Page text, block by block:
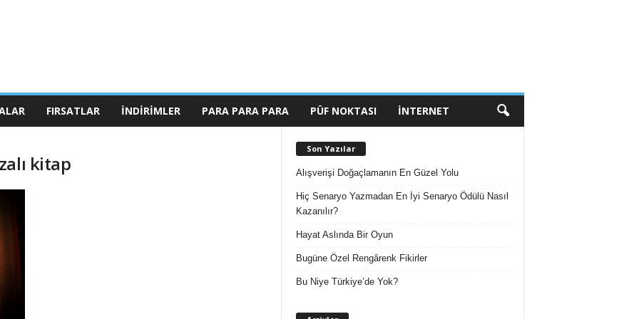
FIRSATLAR İNDIRIMLER PARA PARA PARA PÜF NOKTASI İNTERNET
kitap
Son Yazılar
Alışverişi Doğaçlamanın En Güzel Yolu
Hiç Senaryo Yazmadan En İyi Senaryo Ödülü Nasıl
Kazanılır?
Hayat Aslında Bir Oyun
Bugüne Özel Rengârenk Fikirler
Bu Niye Türkiye’de Yok?